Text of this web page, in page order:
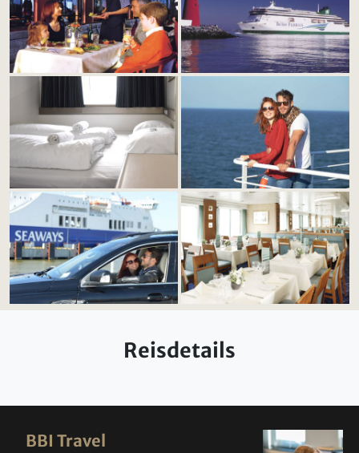
Reisdetails
BBI Travel